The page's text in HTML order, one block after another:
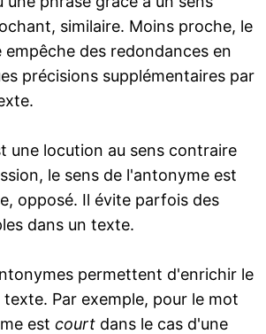
similaire. Moins proche, le
des redondances en
précisions supplémentaires par
une locution au sens contraire
le sens de l'antonyme est
opposé. Il évite parfois des
dans un texte.
permettent d'enrichir le
Par exemple, pour le mot
est courtdans le cas d'une